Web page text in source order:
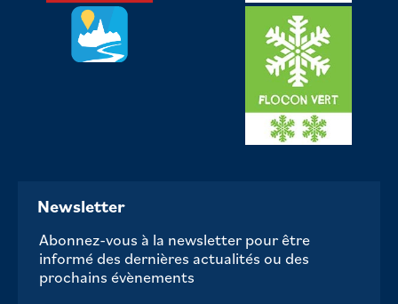
Newsletter
Abonnez-vous à la newsletter pour être
informé des dernières actualités ou des
prochains évènements